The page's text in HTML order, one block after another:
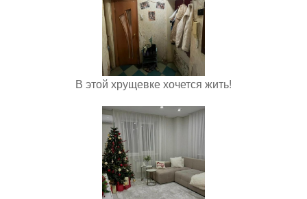
В этой хрущевке хочется жить!